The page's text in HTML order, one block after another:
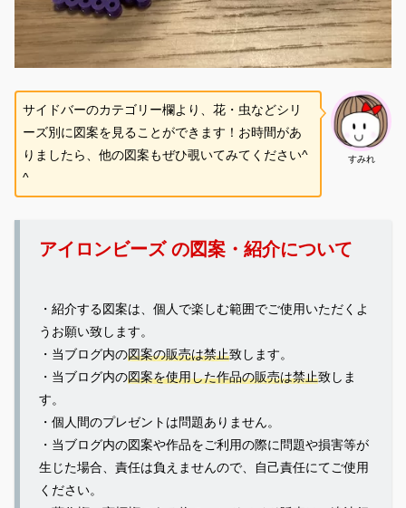
すみれ
サイドバーのカテゴリー欄より、花・虫などシリ
ーズ別に図案を見ることができます！お時間があ
りましたら、他の図案もぜひ覗いてみてください^
^
アイロンビーズ の図案・紹介について
・紹介する図案は、個人で楽しむ範囲でご使用いただくよ
うお願い致します。
・当ブログ内の図案の販売は禁止致します。
・当ブログ内の図案を使用した作品の販売は禁止致しま
す。
・個人間のプレゼントは問題ありません。
・当ブログ内の図案や作品をご利用の際に問題や損害等が
生じた場合、責任は負えませんので、自己責任にてご使用
ください。